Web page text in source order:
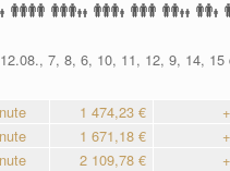
7, 8, 6, 10, 11, 12, 9, 14, 15
1 474,23 €
1 671,18 €
2 109,78 €